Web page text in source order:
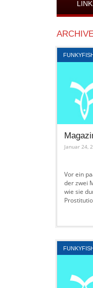
Januar 24,
Vor ein
der zwei
wie sie